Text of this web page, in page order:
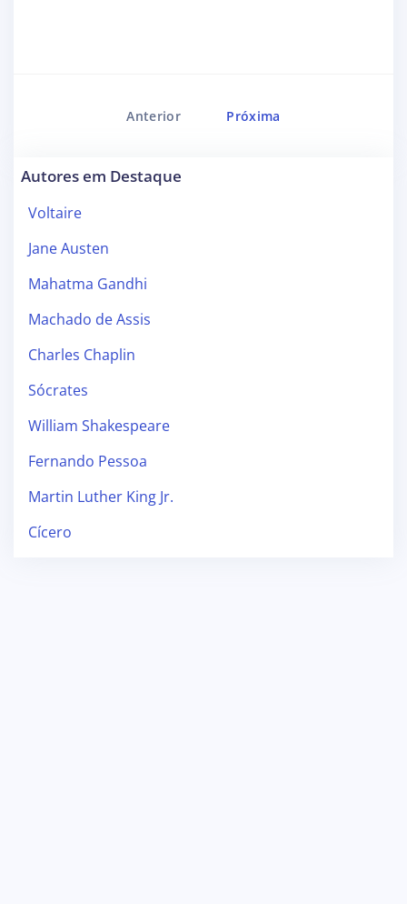
Anterior Próxima
Autores em Destaque
Voltaire
Jane Austen
Mahatma Gandhi
Machado de Assis
Charles Chaplin
Sócrates
William Shakespeare
Fernando Pessoa
Martin Luther King Jr.
Cícero